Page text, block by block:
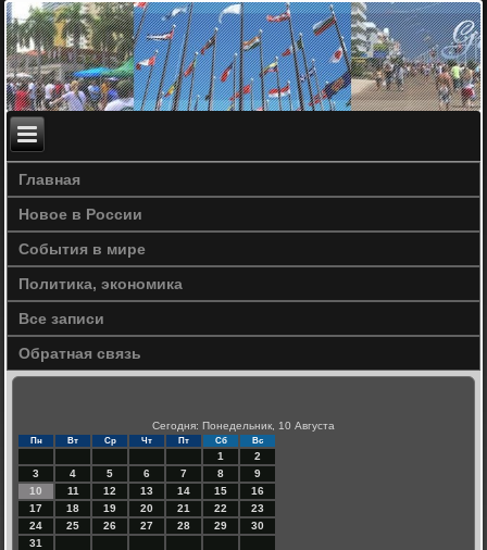
Главная
Новое в России
События в мире
Политика, экономика
Все записи
Обратная связь
Сегодня: Понедельник, 10 Августа
Пн Вт Ср Чт Пт Сб Вс
1
2
3
4 5 6 7 8
9
10
11 12 13 14 15
16
17
18 19 20 21 22
23
24
25 26 27 28 29
30
31